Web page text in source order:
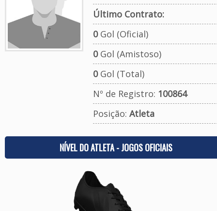
Último Contrato:
0Gol (Oficial)
0Gol (Amistoso)
0Gol (Total)
Nº de Registro: 100864
Posição: Atleta
NÍVEL DO ATLETA - JOGOS OFICIAIS